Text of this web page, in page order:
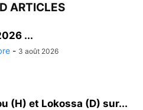
ARTICLES
...
- 3 août 2026
(H) et Lokossa (D) sur...